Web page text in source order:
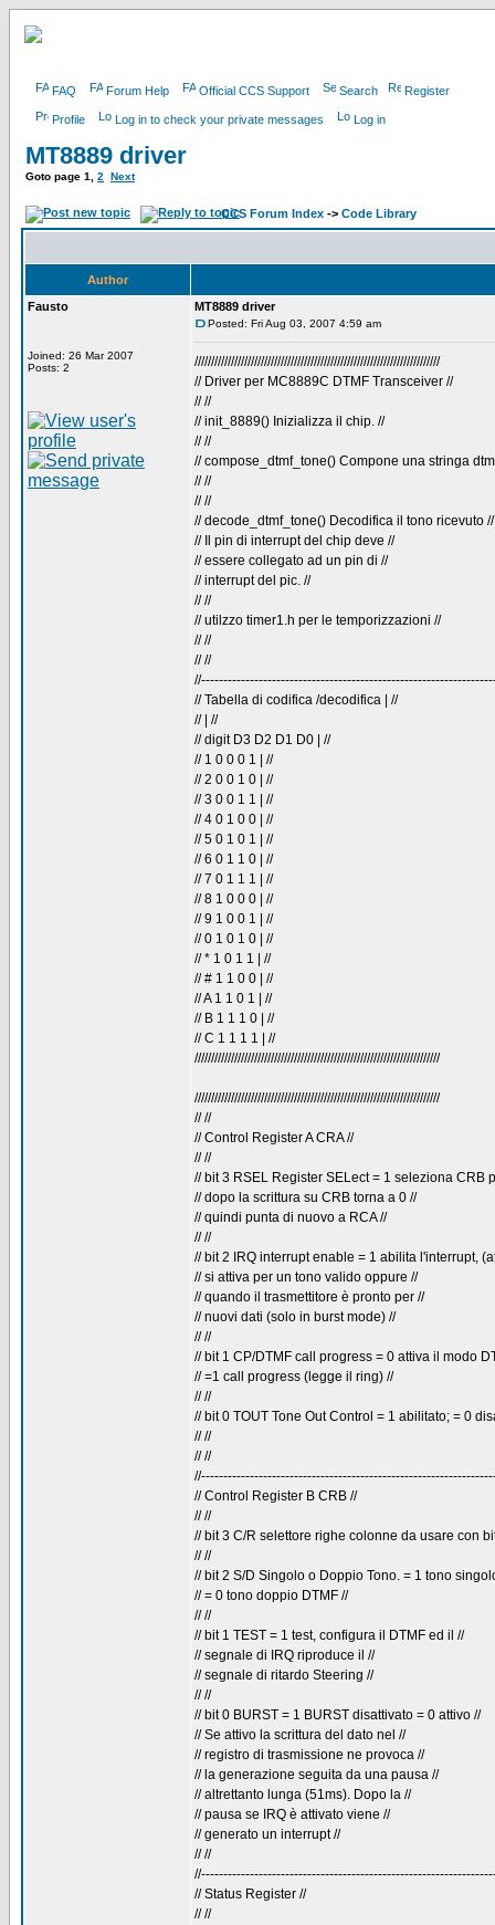
FAQ Forum Help Official CCS Support Search Register
Profile Log in to check your private messages Log in
MT8889 driver
Goto page 1 2 Next
CCS Forum Index -> Code Library
Author
Fausto
Joined: 26 Mar 2007
Posts: 2
MT8889 driver
Posted: Fri Aug 03, 2007 4:59 am
//////////////////////////////////////////////////////////////////////////
// Driver per MC8889C DTMF Transceiver //
// //
// init_8889() Inizializza il chip. //
// //
// compose_dtmf_tone() Compone una stringa
// //
// //
// decode_dtmf_tone() Decodifica il tono ricevuto //
// Il pin di interrupt del chip deve //
// essere collegato ad un pin di //
// interrupt del pic. //
// //
// utilzzo timer1.h per le temporizzazioni //
// //
// //
// Tabella di codifica /decodifica | //
// | //
// digit D3 D2 D1 D0 | //
// 1 0 0 0 1 | //
// 2 0 0 1 0 | //
// 3 0 0 1 1 | //
// 4 0 1 0 0 | //
// 5 0 1 0 1 | //
// 6 0 1 1 0 | //
// 7 0 1 1 1 | //
// 8 1 0 0 0 | //
// 9 1 0 0 1 | //
// 0 1 0 1 0 | //
// * 1 0 1 1 | //
// # 1 1 0 0 | //
// A 1 1 0 1 | //
// B 1 1 1 0 | //
// C 1 1 1 1 | //
//////////////////////////////////////////////////////////////////////////
//////////////////////////////////////////////////////////////////////////
// //
// Control Register A CRA //
// //
// bit 3 RSEL Register SELect = 1 seleziona CRB
// dopo la scrittura su CRB torna a 0 //
// quindi punta di nuovo a RCA //
// //
// bit 2 IRQ interrupt enable = 1 abilita l'interrupt,
// si attiva per un tono valido oppure //
// quando il trasmettitore è pronto per //
// nuovi dati (solo in burst mode) //
// //
// bit 1 CP/DTMF call progress = 0 attiva il modo
// =1 call progress (legge il ring) //
// //
// bit 0 TOUT Tone Out Control = 1 abilitato; = 0
// //
// //
// Control Register B CRB //
// //
// bit 3 C/R selettore righe colonne da usare con
// //
// bit 2 S/D Singolo o Doppio Tono. = 1 tono
// = 0 tono doppio DTMF //
// //
// bit 1 TEST = 1 test, configura il DTMF ed il //
// segnale di IRQ riproduce il //
// segnale di ritardo Steering //
// //
// bit 0 BURST = 1 BURST disattivato = 0 attivo //
// Se attivo la scrittura del dato nel //
// registro di trasmissione ne provoca //
// la generazione seguita da una pausa //
// altrettanto lunga (51ms). Dopo la //
// pausa se IRQ è attivato viene //
// generato un interrupt //
// //
// Status Register //
// //